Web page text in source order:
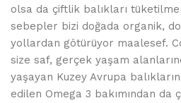
olsa da çiftlik balıkları
sebepler bizi doğada organik,
yollardan götürüyor maalesef.
size saf, gerçek yaşam
yaşayan Kuzey Avrupa
edilen Omega 3 bakımından da